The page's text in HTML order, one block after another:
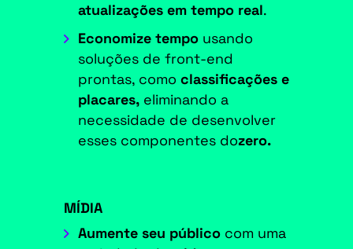
atualizações em tempo real.
Economize tempousando
soluções de front-end
prontas, como classificações e
placares,eliminando a
necessidade de desenvolver
esses componentes dozero.
MÍDIA
Aumente seu públicocom uma